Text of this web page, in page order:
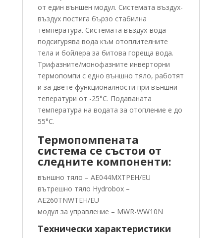
от един външен модул. Системата въздух-
въздух постига бързо стабилна
температура. Системата въздух-вода
подсигурява вода към отоплителните
тела и бойлера за битова гореща вода.
Трифазните/монофазните инверторни
термопомпи с едно външно тяло, работят
и за двете функционалности при външни
теператури от -25°С. Подаваната
температура на водата за отопление е до
55°С.
Термопомпената
система се състои от
следните компоненти:
външно тяло – AE044MXTPEH/EU
вътрешно тяло Hydrobox –
AE260TNWTEH/EU
модул за управление – MWR-WW10N
Технически характеристики